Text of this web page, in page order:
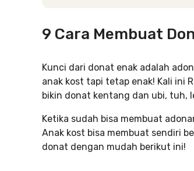
9 Cara Membuat
Kunci dari donat enak adalah
anak kost tapi tetap enak! Kali ini
bikin donat kentang dan ubi, tuh,
Ketika sudah bisa membuat
Anak kost bisa membuat sendiri
donat dengan mudah berikut ini!